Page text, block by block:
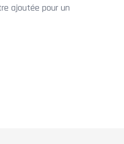
ajoutée pour un